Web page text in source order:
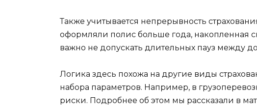
Также учитывается непрерывность
оформляли полис больше года, накопленная
важно не допускать длительных пауз между
Логика здесь похожа на другие виды
набора параметров. Например, в
риски. Подробнее об этом мы рассказали в